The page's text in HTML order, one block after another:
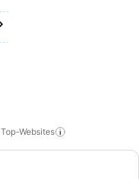
Top-Websites